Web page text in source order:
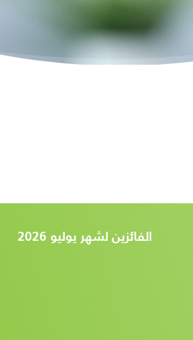
الفائزين لشهر يوليو 2026